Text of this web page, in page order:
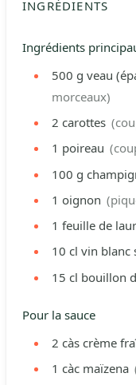
INGRÉDIENTS
Ingrédients
500 g veau
morceaux)
2 carottes
1 poireau
100 g
1 oignon
1 feuille de
10 cl vin blanc
15 cl bouillon
Pour la sauce
2 càs crème
1 càc maïzena